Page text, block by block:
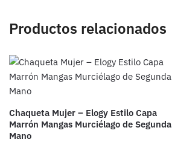
Productos relacionados
Chaqueta Mujer – Elogy Estilo Capa
Marrón Mangas Murciélago de Segunda
Mano